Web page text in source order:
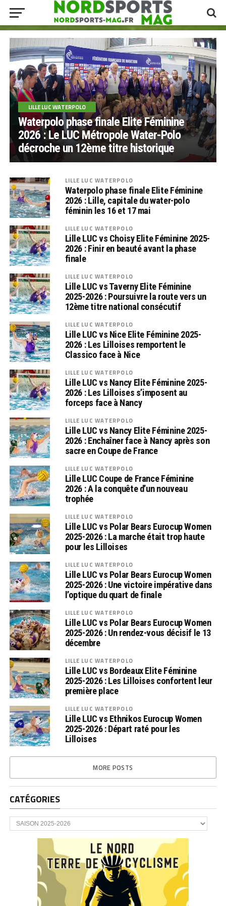
LILLE LUC WATERPOLO
Waterpolo phase finale Elite Féminine
2026 : Le LUC Métropole Water-Polo
décroche un 12ème titre historique
LILLE LUC WATERPOLO
Waterpolo phase finale Elite Féminine
2026 : Lille, capitale du water-polo
féminin les 16 et 17 mai
LILLE LUC WATERPOLO
Lille LUC vs Choisy Elite Féminine 2025-
2026 : Finir en beauté avant la phase
finale
LILLE LUC WATERPOLO
Lille LUC vs Taverny Elite Féminine
2025-2026 : Poursuivre la route vers un
12ème titre national consécutif
LILLE LUC WATERPOLO
Lille LUC vs Nice Elite Féminine 2025-
2026 : Les Lilloises remportent le
Classico face à Nice
LILLE LUC WATERPOLO
Lille LUC vs Nancy Elite Féminine 2025-
2026 : Les Lilloises s’imposent au
forceps face à Nancy
LILLE LUC WATERPOLO
Lille LUC vs Nancy Elite Féminine 2025-
2026 : Enchaîner face à Nancy après son
sacre en Coupe de France
LILLE LUC WATERPOLO
Lille LUC Coupe de France Féminine
2026 : A la conquête d’un nouveau
trophée
LILLE LUC WATERPOLO
Lille LUC vs Polar Bears Eurocup Women
2025-2026 : La marche était trop haute
pour les Lilloises
LILLE LUC WATERPOLO
Lille LUC vs Polar Bears Eurocup Women
2025-2026 : Une victoire impérative dans
l’optique du quart de finale
LILLE LUC WATERPOLO
Lille LUC vs Polar Bears Eurocup Women
2025-2026 : Un rendez-vous décisif le 13
décembre
LILLE LUC WATERPOLO
Lille LUC vs Bordeaux Elite Féminine
2025-2026 : Les Lilloises confortent leur
première place
LILLE LUC WATERPOLO
Lille LUC vs Ethnikos Eurocup Women
2025-2026 : Départ raté pour les
Lilloises
MORE POSTS
CATÉGORIES
CATÉGORIES